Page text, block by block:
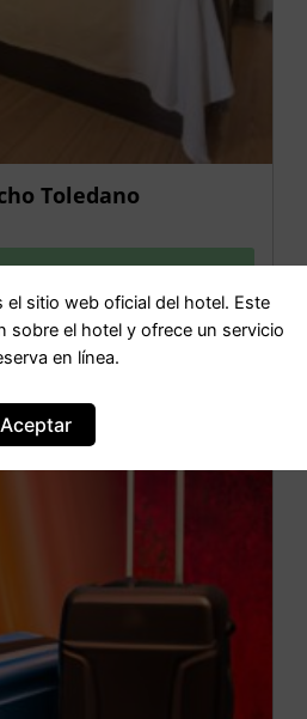
Toledano
AL HOTEL
sitio web oficial del hotel. Este
sobre el hotel y ofrece un servicio
en línea.
Aceptar